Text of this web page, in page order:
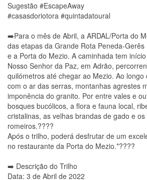
Sugestão #EscapeAway
#casasdoriotora #quintadatoural
➡️Para o mês de Abril, a ARDAL/Porta do
das etapas da Grande Rota Peneda-
e a Porta do Mezio. A caminhada tem
Nosso Senhor da Paz, em Adrão,
quilómetros até chegar ao Mezio. Ao
com o ar das serras, montanhas agrestes
imponência do granito. Por entre vales e
bosques bucólicos, a flora e fauna local,
cristalinas, as velhas brandas de gado e
romeiros.????
Após o trilho, poderá desfrutar de um
no restaurante da Porta do Mezio.*????
➡️ Descrição do Trilho
Data: 3 de Abril de 2022